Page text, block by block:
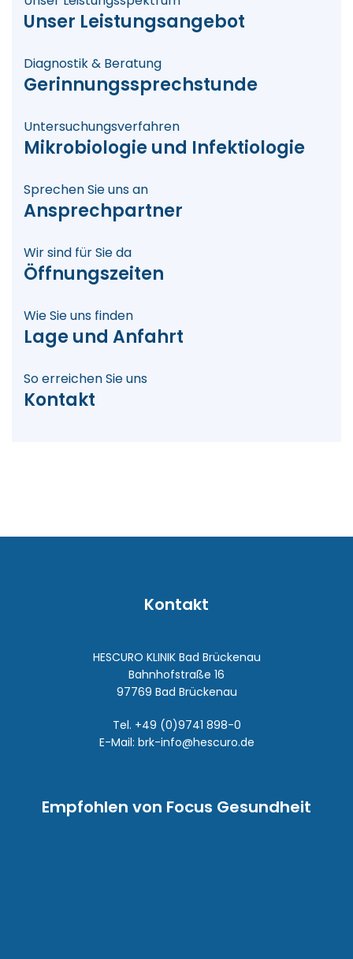
Unser Leistungsangebot
Diagnostik & Beratung
Gerinnungssprechstunde
Untersuchungsverfahren
Mikrobiologie und Infektiologie
Sprechen Sie uns an
Ansprechpartner
Wir sind für Sie da
Öffnungszeiten
Wie Sie uns finden
Lage und Anfahrt
So erreichen Sie uns
Kontakt
Empfohlen von Focus Gesundheit
Kontakt
HESCURO KLINIK Bad Brückenau
Bahnhofstraße 16
97769 Bad Brückenau
Tel. +49 (0)9741 898-0
E-Mail: brk-info@hescuro.de